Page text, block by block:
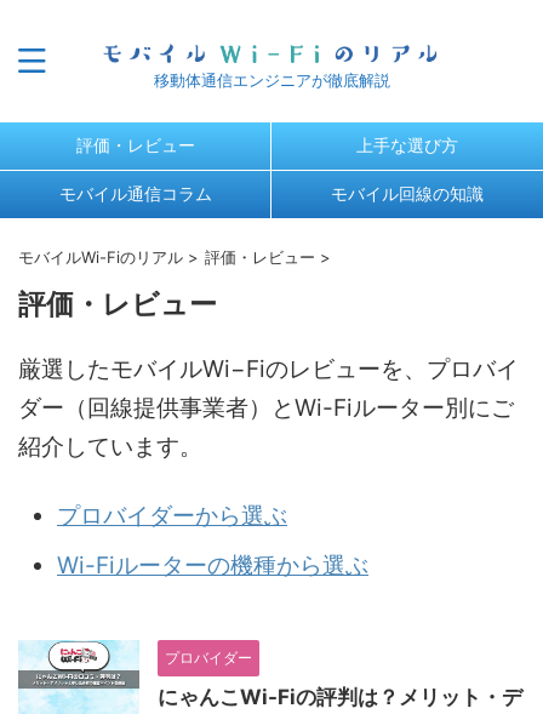
移動体通信エンジニアが徹底解説
評価・レビュー 上手な選び方
モバイル通信コラム モバイル回線の知識
モバイルWi-Fiのリアル > 評価・レビュー >
評価・レビュー
厳選したモバイルWi−Fiのレビューを、プロバイ
ダー（回線提供事業者）とWi-Fiルーター別にご
紹介しています。
プロバイダーから選ぶ
Wi-Fiルーターの機種から選ぶ
プロバイダー
にゃんこWi-Fiの評判は？メリット・デ